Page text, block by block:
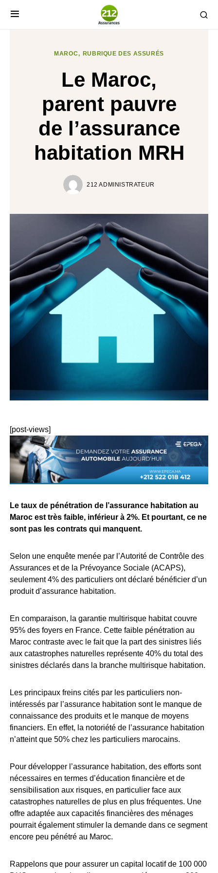
MAROC RUBRIQUE DES ASSURÉS
Le Maroc,
parent pauvre
de l’assurance
habitation MRH
212 ADMINISTRATEUR
[post-views]
Le taux de pénétration de l’assurance habitation au
Maroc est très faible, inférieur à 2%. Et pourtant, ce ne
sont pas les contrats qui manquent.
Selon une enquête menée par l’Autorité de Contrôle des
Assurances et de la Prévoyance Sociale (ACAPS),
seulement 4% des particuliers ont déclaré bénéficier d’un
produit d’assurance habitation.
En comparaison, la garantie multirisque habitat couvre
95% des foyers en France. Cette faible pénétration au
Maroc contraste avec le fait que la part des sinistres liés
aux catastrophes naturelles représente 40% du total des
sinistres déclarés dans la branche multirisque habitation.
Les principaux freins cités par les particuliers non-
intéressés par l’assurance habitation sont le manque de
connaissance des produits et le manque de moyens
financiers. En effet, la notoriété de l’assurance habitation
n’atteint que 50% chez les particuliers marocains.
Pour développer l’assurance habitation, des efforts sont
nécessaires en termes d’éducation financière et de
sensibilisation aux risques, en particulier face aux
catastrophes naturelles de plus en plus fréquentes. Une
offre adaptée aux capacités financières des ménages
pourrait également stimuler la demande dans ce segment
encore peu pénétré au Maroc.
Rappelons que pour assurer un capital locatif de 100 000